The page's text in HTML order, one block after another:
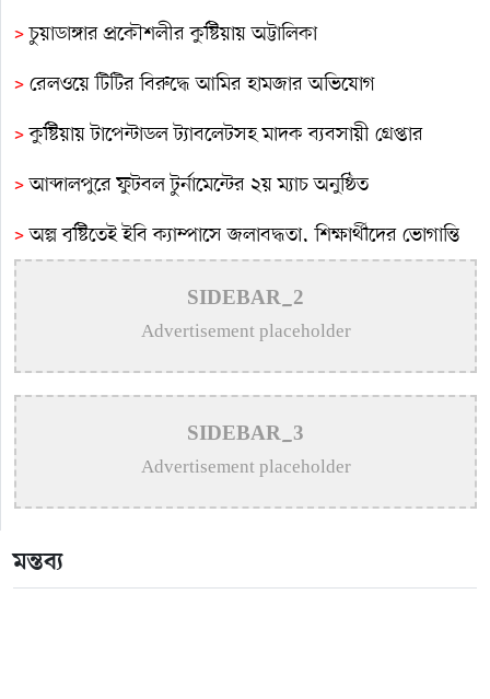
>চুয়াডাঙ্গার প্রকৌশলীর কুষ্টিয়ায় অট্টালিকা
> রেলওয়ে টিটির বিরুদ্ধে আমির হামজার অভিযোগ
>কুষ্টিয়ায় টাপেন্টাডল ট্যাবলেটসহ মাদক ব্যবসায়ী গ্রেপ্তার
>আব্দালপুরে ফুটবল টুর্নামেন্টের ২য় ম্যাচ অনুষ্ঠিত
>অল্প বৃষ্টিতেই ইবি ক্যাম্পাসে জলাবদ্ধতা, শিক্ষার্থীদের ভোগান্তি
>
কুষ্টিয়ায় টাপেন্টাডলসহ ৪ মাদক কারবারি আটক
>
সমাজের সুবিধাবঞ্চিত মানুষের পাশে দাঁড়ানো আমাদের অন্যতম
দায়িত্ব: এমপি বাচ্চু মোল্লা
>
সাংবাদিক মোশারফের মা আর নেই
>
কুষ্টিয়ায় শিশু বলাৎকারের অভিযোগে ৭০ বছরের বৃদ্ধ গ্রেপ্তার
SIDEBAR_2
Advertisement placeholder
SIDEBAR_3
Advertisement placeholder
মন্তব্য